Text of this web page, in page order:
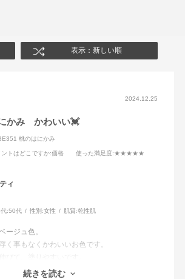
表示：新しい順
2024.12.25
かみ かわいい💓
桃のはにかみ
トはどこですか:価格 使った満足度:★★★★★
ィ
代:50代 性別:女性 肌質:乾性肌
ージュ色。
く事もなくかわいいお色です。
目です。まだまだ集めたいと
続きを読む